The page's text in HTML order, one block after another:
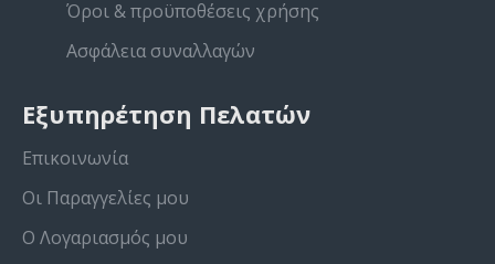
Όροι & προϋποθέσεις χρήσης
Ασφάλεια συναλλαγών
Εξυπηρέτηση Πελατών
Επικοινωνία
Οι Παραγγελίες μου
Ο Λογαριασμός μου